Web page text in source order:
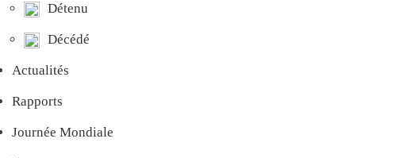
Détenu
Décédé
Actualités
Rapports
Journée Mondiale